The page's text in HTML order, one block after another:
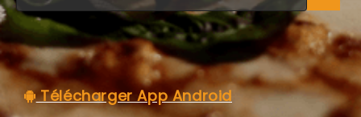
C.G.V
Télécharger App Android